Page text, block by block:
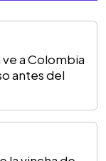
a Colombia
antes del